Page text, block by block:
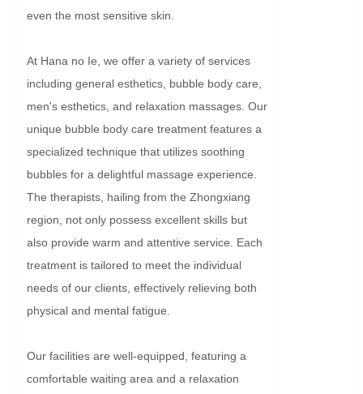
even the most sensitive skin.
At Hana no Ie, we offer a variety of services
including general esthetics, bubble body care,
men's esthetics, and relaxation massages. Our
unique bubble body care treatment features a
specialized technique that utilizes soothing
bubbles for a delightful massage experience.
The therapists, hailing from the Zhongxiang
region, not only possess excellent skills but
also provide warm and attentive service. Each
treatment is tailored to meet the individual
needs of our clients, effectively relieving both
physical and mental fatigue.
Our facilities are well-equipped, featuring a
comfortable waiting area and a relaxation